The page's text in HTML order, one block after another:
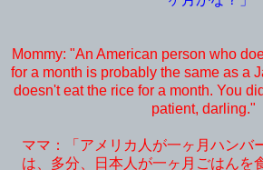
Mommy: "An American person who
for a month is probably the same as a
doesn't eat the rice for a month. You
patient, darling."
ママ：「アメリカ人が一ヶ月ハンバ
は、多分、日本人が一ヶ月ごはんを